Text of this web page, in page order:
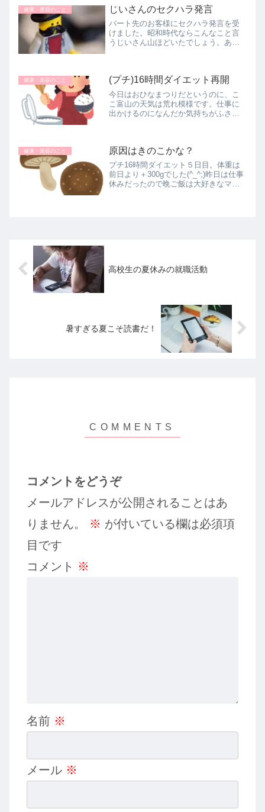
がひどすぎて肋骨にヒビが入ったか
ら、気を付けてね』と言われました。
寝て...
健康・美容のこと じいさんのセクハラ発言
パート先のお客様にセクハラ発言を受
けました。昭和時代ならこんなこと言
うじいさん山ほどいたでしょう。ある
健康・美容のこと (プチ)16時間ダイエット再開
今日はおひなまつりだというのに、こ
こ富山の天気は荒れ模様です。仕事に
出かけるのになんだか気持ちがふさぎ
る習慣がないのでやむなしです。...
健康・美容のこと 原因はきのこかな？
プチ16時間ダイエット５日目。体重は
前日より＋300gでした(^_^;)昨日は仕事
休みだったので晩ご飯は大好きなマカ
高校生の夏休みの就職活動
暑すぎる夏こそ読書だ！
コメントをどうぞ
メールアドレスが公開されることはあ
りません。
※ が付いている欄は必須項
目です
コメント ※
名前 ※
メール ※